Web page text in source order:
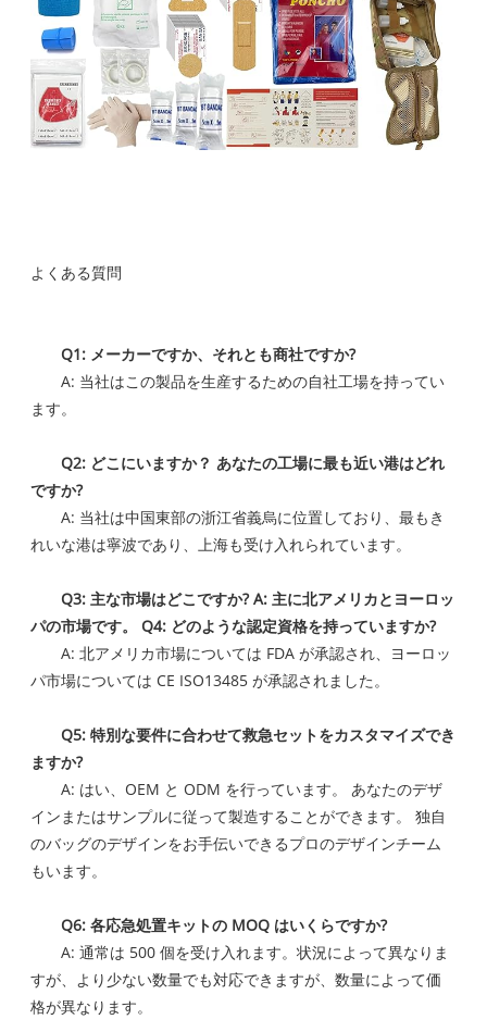
よくある質問
Q1: メーカーですか、それとも商社ですか?
A: 当社はこの製品を生産するための自社工場を持ってい
ます。
Q2: どこにいますか？ あなたの工場に最も近い港はどれ
ですか?
A: 当社は中国東部の浙江省義烏に位置しており、最もき
れいな港は寧波であり、上海も受け入れられています。
Q3: 主な市場はどこですか? A: 主に北アメリカとヨーロッ
パの市場です。 Q4: どのような認定資格を持っていますか?
A: 北アメリカ市場については FDA が承認され、ヨーロッ
パ市場については CE ISO13485 が承認されました。
Q5: 特別な要件に合わせて救急セットをカスタマイズでき
ますか?
A: はい、OEM と ODM を行っています。 あなたのデザ
インまたはサンプルに従って製造することができます。 独自
のバッグのデザインをお手伝いできるプロのデザインチーム
もいます。
Q6: 各応急処置キットの MOQ はいくらですか?
A: 通常は 500 個を受け入れます。状況によって異なりま
すが、より少ない数量でも対応できますが、数量によって価
格が異なります。